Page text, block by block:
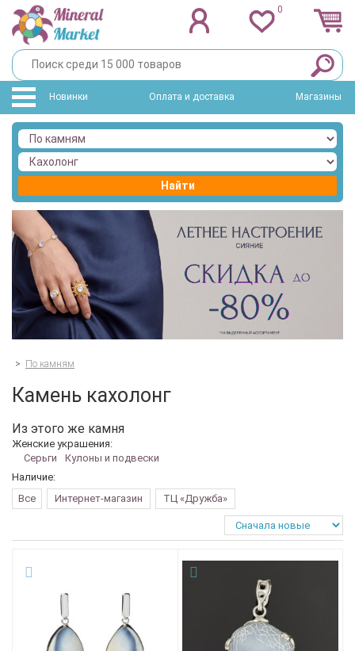
0
Новинки Оплата и доставка Магазины
Найти
> По камням
Камень кахолонг
Из этого же камня
Женские украшения:
Серьги
Кулоны и подвески
Наличие:
Все
Интернет-магазин ТЦ «Дружба»